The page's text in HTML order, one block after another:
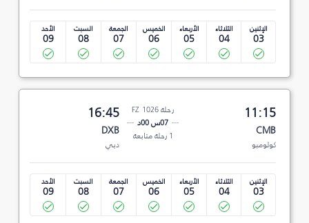
الإثنين
03
الثلاثاء
04
الأربعاء
05
الخميس
06
الجمعة
07
السبت
08
الأحد
09
11:15
CMB
كولومبو
رحلة FZ 1026
07س 00د
1 رحلة متابعة
16:45
DXB
دبي
الإثنين
03
الثلاثاء
04
الأربعاء
05
الخميس
06
الجمعة
07
السبت
08
الأحد
09